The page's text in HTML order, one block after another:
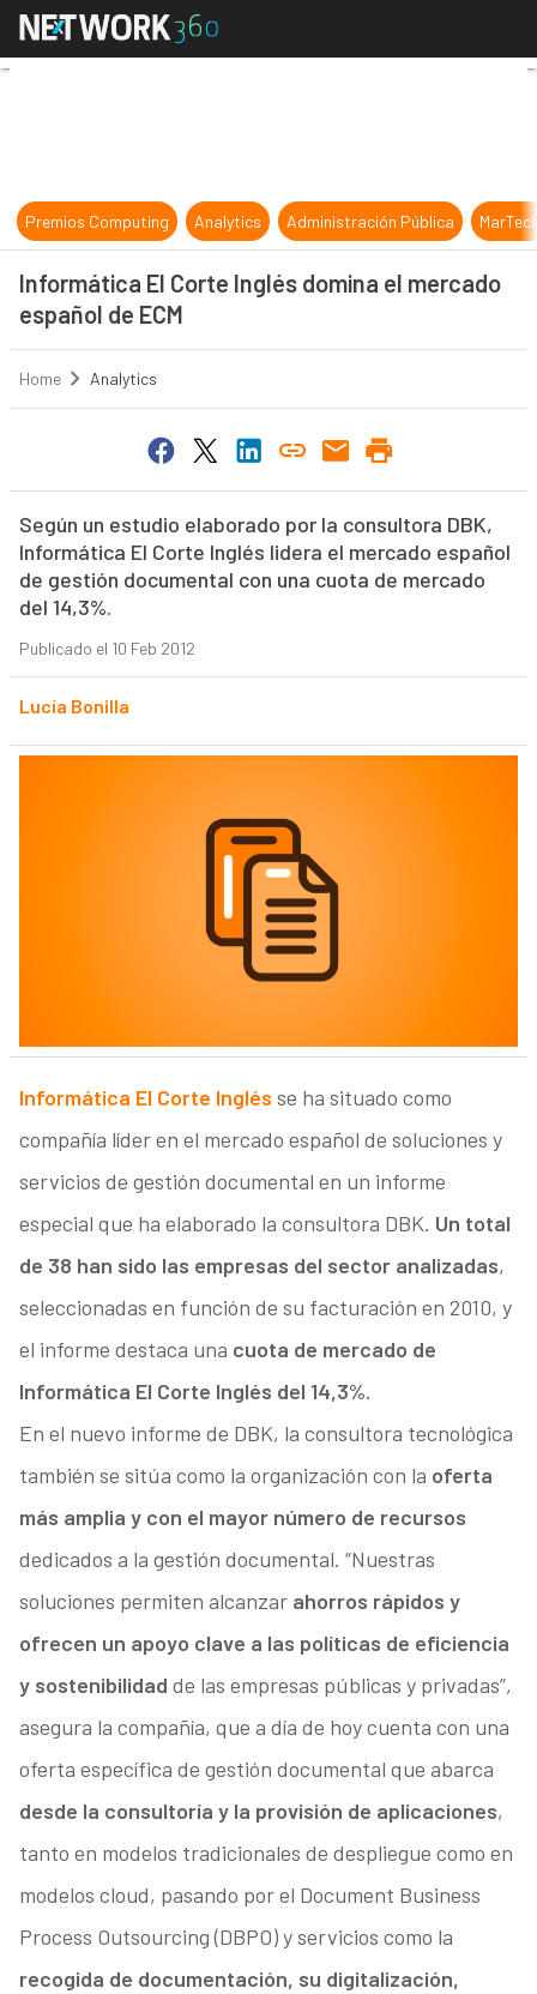
Informática El Corte Inglés
Premios Computing Analytics Administración Pública
Informática El Corte Inglés domina el mercado
español de ECM
Home Analytics
Según un estudio elaborado por la consultora DBK,
Informática El Corte Inglés lidera el mercado español
de gestión documental con una cuota de mercado
del 14,3%.
Publicado el 10 Feb 2012
Lucía Bonilla
Informática El Corte Inglés se ha situado como
compañía líder en el mercado español de soluciones y
servicios de gestión documental en un informe
especial que ha elaborado la consultora DBK. Un total
de 38 han sido las empresas del sector analizadas,
seleccionadas en función de su facturación en 2010, y
el informe destaca una cuota de mercado de
Informática El Corte Inglés del 14,3%.
En el nuevo informe de DBK, la consultora tecnológica
también se sitúa como la organización con la oferta
más amplia y con el mayor número de recursos
dedicados a la gestión documental. “Nuestras
soluciones permiten alcanzar ahorros rápidos y
ofrecen un apoyo clave a las políticas de eficiencia
y sostenibilidad de las empresas públicas y privadas”,
asegura la compañía, que a día de hoy cuenta con una
oferta específica de gestión documental que abarca
desde la consultoría y la provisión de aplicaciones,
tanto en modelos tradicionales de despliegue como en
modelos cloud, pasando por el Document Business
Process Outsourcing (DBPO) y servicios como la
recogida de documentación, su digitalización,